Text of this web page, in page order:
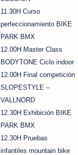
11.30H Curso
perfeccionamiento BIKE
PARK BMX
12.00H Master Class
BODYTONE Ciclo indoor
12.00H Final competición
SLOPESTYLE –
VALLNORD
12.30H Exhibición BIKE
PARK BMX
12.30H Pruebas
infantiles mountain bike